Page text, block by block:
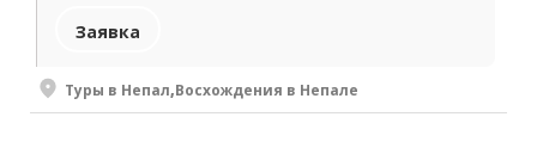
Заявка
Туры в Непал,Восхождения в Непале